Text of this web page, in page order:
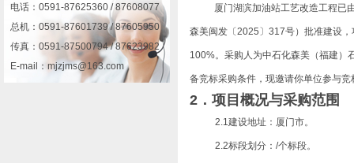
电话：0591-87625360 / 87608077
总机：0591-87601739 / 87605950
传真：0591-87500794 / 87623982
E-mail：mjzjms@163.com
厦门湖滨加油站工艺改造工程已
森美闽发〔2025〕317号）批准建设，
100%。采购人为中石化森美（福建）
备竞标采购条件，现邀请你单位参与竞
2． 项目概况与采购范围
2.1建设地址：厦门市。
2.2标段划分： /个标段。